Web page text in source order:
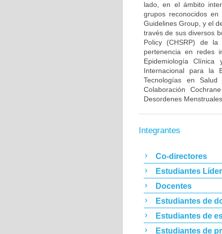
lado, en el ámbito
grupos reconocidos
Guidelines Group, y el
través de sus diversos
Policy (CHSRP) de
pertenencia en redes
Epidemiología
Internacional para la
Tecnologías en
Colaboración
Desordenes
Integrantes
Co-directores
Estudiantes
Docentes
Estudiantes de
Estudiantes de
Estudiantes de